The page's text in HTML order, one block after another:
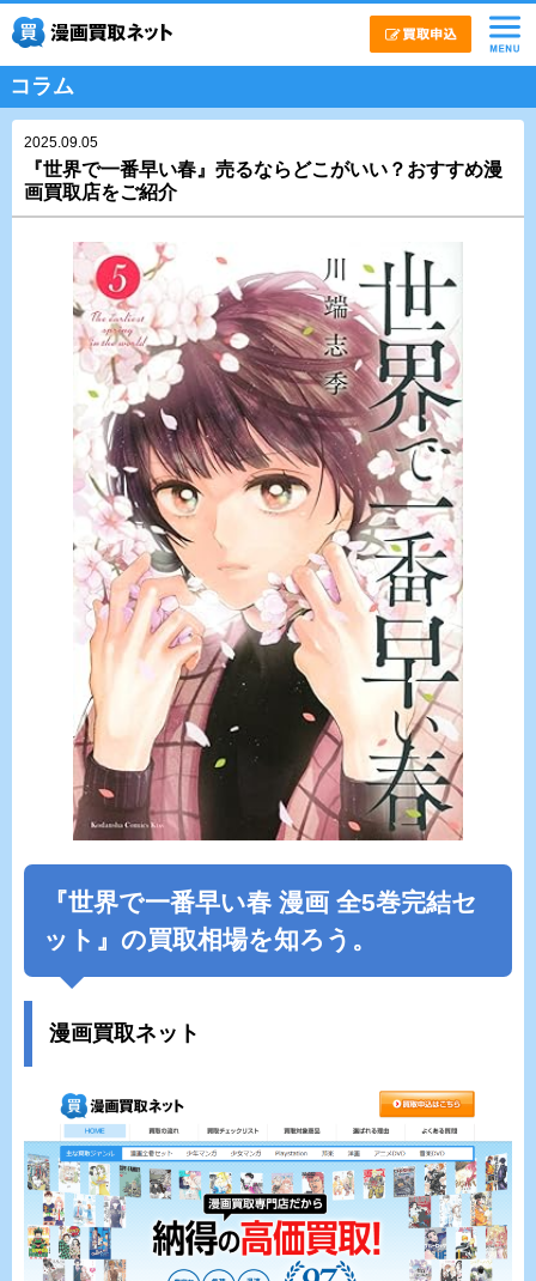
コラム
2025.09.05
『世界で一番早い春』売るならどこがいい？おすすめ漫
画買取店をご紹介
『世界で一番早い春 漫画 全5巻完結セ
ット』の買取相場を知ろう。
漫画買取ネット